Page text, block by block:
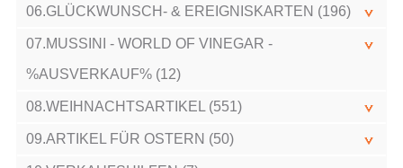
06.GLÜCKWUNSCH- & EREIGNISKARTEN (196)
07.MUSSINI - WORLD OF VINEGAR -
%AUSVERKAUF% (12)
08.WEIHNACHTSARTIKEL (551)
09.ARTIKEL FÜR OSTERN (50)